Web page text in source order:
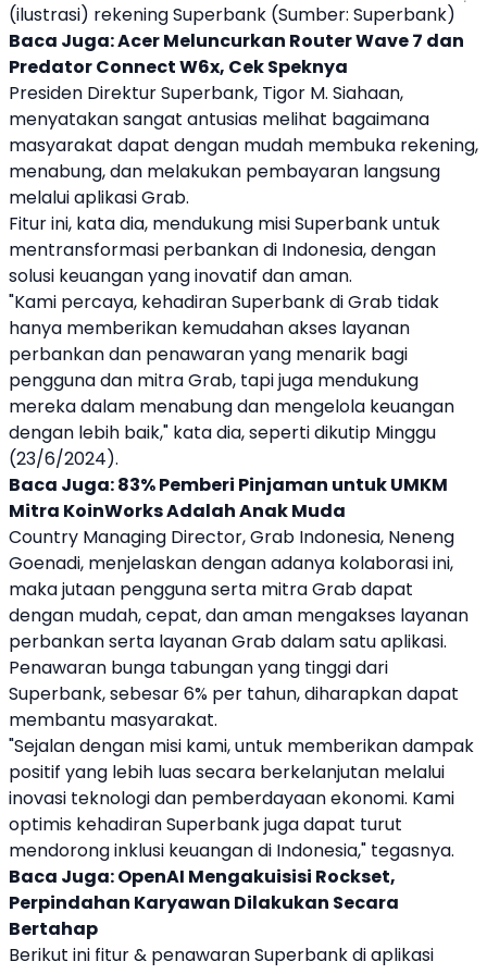
(ilustrasi) rekening Superbank (Sumber: Superbank)
Baca Juga:Acer Meluncurkan Router Wave 7 dan
Predator Connect W6x, Cek Speknya
Presiden DirekturSuperbank, Tigor M. Siahaan,
menyatakan sangat antusias melihat bagaimana
masyarakat dapat dengan mudah membuka rekening,
menabung, dan melakukan pembayaran langsung
melalui aplikasiGrab.
Fitur ini, kata dia, mendukung misiSuperbankuntuk
mentransformasi perbankan di Indonesia, dengan
solusi keuangan yang inovatif dan aman.
"Kami percaya, kehadiranSuperbankdiGrab tidak
hanya memberikan kemudahan akses layanan
perbankan dan penawaran yang menarik bagi
pengguna dan mitraGrab, tapi juga mendukung
mereka dalam menabungdan mengelola keuangan
dengan lebih baik," kata dia, seperti dikutip Minggu
(23/6/2024).
Baca Juga:83% Pemberi Pinjaman untuk UMKM
Mitra KoinWorks Adalah Anak Muda
Country Managing Director,Grab Indonesia, Neneng
Goenadi, menjelaskan dengan adanya kolaborasi ini,
maka jutaan pengguna serta mitraGrabdapat
dengan mudah, cepat, dan aman mengakses layanan
perbankan serta layananGrabdalam satu aplikasi.
Penawaran bunga tabungan yang tinggi dari
Superbank, sebesar 6% per tahun, diharapkan dapat
membantu masyarakat.
"Sejalan dengan misi kami, untuk memberikan dampak
positif yang lebih luas secara berkelanjutan melalui
inovasi teknologi dan pemberdayaan ekonomi. Kami
optimis kehadiranSuperbankjuga dapat turut
mendorong inklusi keuangan di Indonesia," tegasnya.
Baca Juga:OpenAI Mengakuisisi Rockset,
Perpindahan Karyawan Dilakukan Secara
Bertahap
Berikut ini fitur & penawaranSuperbankdi aplikasi